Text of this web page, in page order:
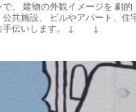
、 建物の外観イメージを 劇的
共施設、
ビルやアパート、住
伝いします。
↓ ↓